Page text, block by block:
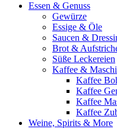
Essen & Genuss
Gewürze
Essige & Öle
Saucen &
Brot &
Süße Leckereien
Kaffee &
Kaffee
Kaffee
Kaffee
Kaffee
Weine, Spirits & More